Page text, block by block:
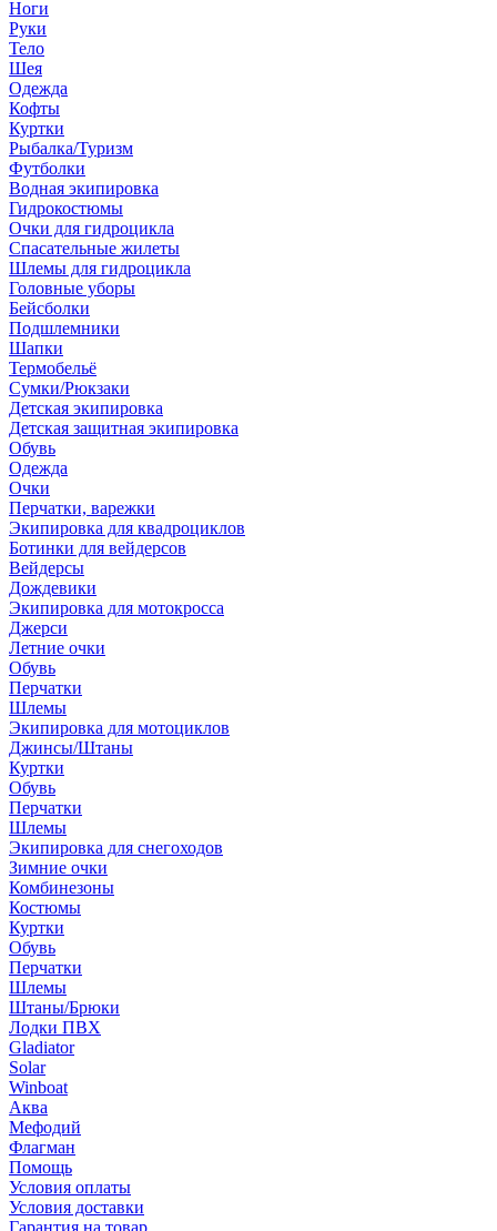
Ноги
Руки
Тело
Шея
Одежда
Кофты
Куртки
Рыбалка/Туризм
Футболки
Водная экипировка
Гидрокостюмы
Очки для гидроцикла
Спасательные жилеты
Шлемы для гидроцикла
Головные уборы
Бейсболки
Подшлемники
Шапки
Термобельё
Сумки/Рюкзаки
Детская экипировка
Детская защитная экипировка
Обувь
Одежда
Очки
Перчатки, варежки
Экипировка для квадроциклов
Ботинки для вейдерсов
Вейдерсы
Дождевики
Экипировка для мотокросса
Джерси
Летние очки
Обувь
Перчатки
Шлемы
Экипировка для мотоциклов
Джинсы/Штаны
Куртки
Обувь
Перчатки
Шлемы
Экипировка для снегоходов
Зимние очки
Комбинезоны
Костюмы
Куртки
Обувь
Перчатки
Шлемы
Штаны/Брюки
Лодки ПВХ
Gladiator
Solar
Winboat
Аква
Мефодий
Флагман
Помощь
Условия оплаты
Условия доставки
Гарантия на товар